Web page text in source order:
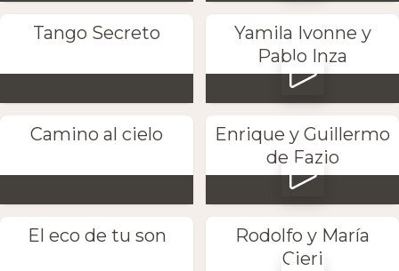
Tango Secreto
Yamila Ivonne y
Pablo Inza
Camino al cielo
Enrique y Guillermo
de Fazio
El eco de tu son
Rodolfo y María
Cieri